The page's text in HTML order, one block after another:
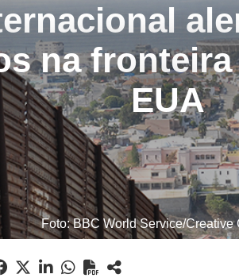
na
EUA
Foto: BBC World Service/Creative